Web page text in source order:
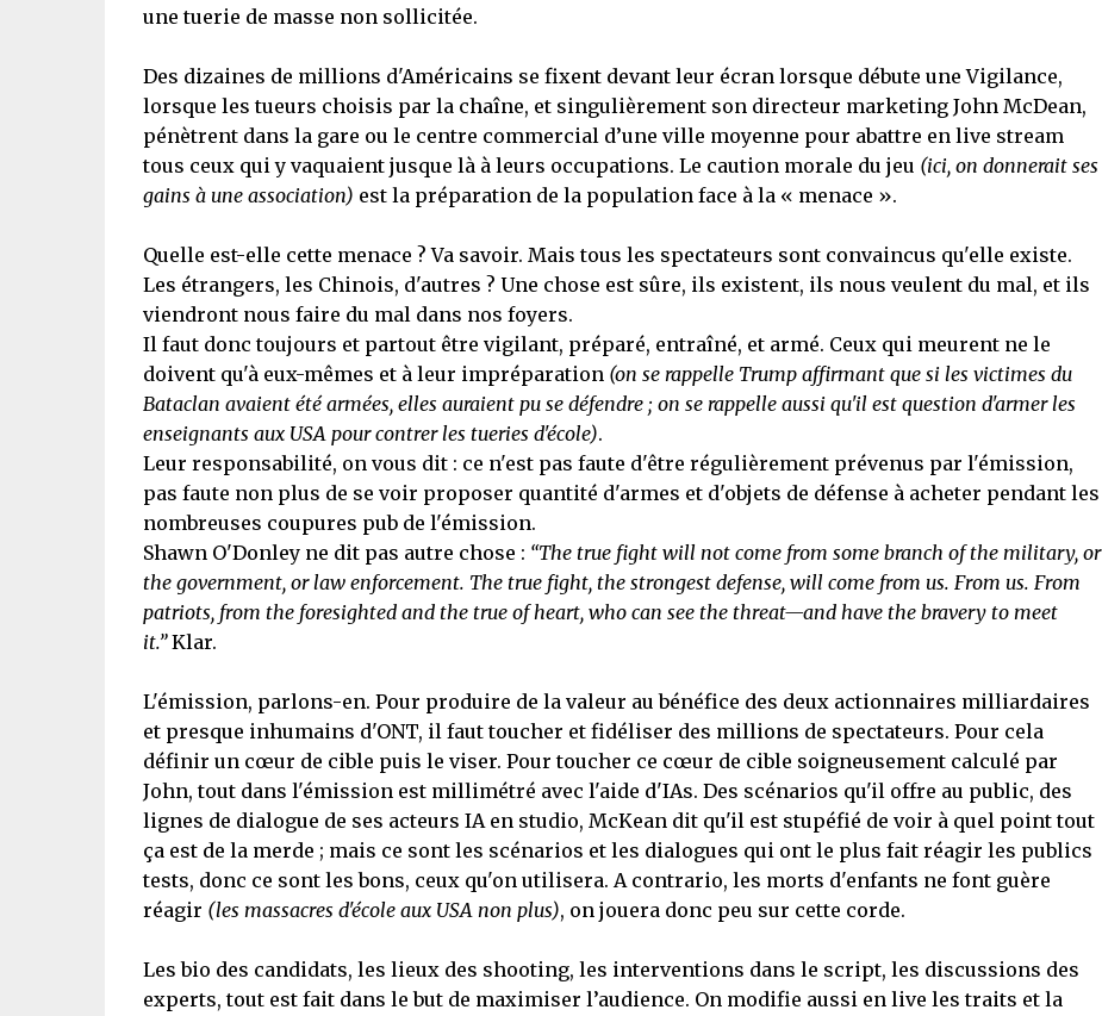
une tuerie de masse non sollicitée.
Des dizaines de millions d'Américains se fixent devant leur écran lorsque débute une Vigilance,
lorsque les tueurs choisis par la chaîne, et singulièrement son directeur marketing John McDean,
pénètrent dans la gare ou le centre commercial d’une ville moyenne pour abattre en live stream
tous ceux qui y vaquaient jusque là à leurs occupations. Le caution morale du jeu (ici, on donnerait ses
gains à une association) est la préparation de la population face à la « menace ».
Quelle est-elle cette menace ? Va savoir. Mais tous les spectateurs sont convaincus qu'elle existe.
Les étrangers, les Chinois, d'autres ? Une chose est sûre, ils existent, ils nous veulent du mal, et ils
viendront nous faire du mal dans nos foyers.
Il faut donc toujours et partout être vigilant, préparé, entraîné, et armé. Ceux qui meurent ne le
doivent qu'à eux-mêmes et à leur impréparation (on se rappelle Trump affirmant que si les victimes du
Bataclan avaient été armées, elles auraient pu se défendre ; on se rappelle aussi qu'il est question d'armer les
enseignants aux USA pour contrer les tueries d'école).
Leur responsabilité, on vous dit : ce n'est pas faute d'être régulièrement prévenus par l'émission,
pas faute non plus de se voir proposer quantité d'armes et d'objets de défense à acheter pendant les
nombreuses coupures pub de l'émission.
Shawn O'Donley ne dit pas autre chose : “The true fight will not come from some branch of the military, or
the government, or law enforcement. The true fight, the strongest defense, will come from us. From us. From
patriots, from the foresighted and the true of heart, who can see the threat—and have the bravery to meet
it.”Klar.
L'émission, parlons-en. Pour produire de la valeur au bénéfice des deux actionnaires milliardaires
et presque inhumains d'ONT, il faut toucher et fidéliser des millions de spectateurs. Pour cela
définir un cœur de cible puis le viser. Pour toucher ce cœur de cible soigneusement calculé par
John, tout dans l'émission est millimétré avec l'aide d'IAs. Des scénarios qu'il offre au public, des
lignes de dialogue de ses acteurs IA en studio, McKean dit qu'il est stupéfié de voir à quel point tout
ça est de la merde ; mais ce sont les scénarios et les dialogues qui ont le plus fait réagir les publics
tests, donc ce sont les bons, ceux qu'on utilisera. A contrario, les morts d'enfants ne font guère
réagir (les massacres d'école aux USA non plus), on jouera donc peu sur cette corde.
Les bio des candidats, les lieux des shooting, les interventions dans le script, les discussions des
experts, tout est fait dans le but de maximiser l’audience. On modifie aussi en live les traits et la